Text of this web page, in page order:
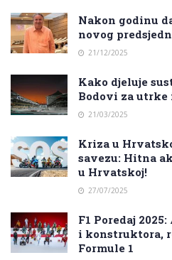
Nakon godinu
novog
21/12/2025
Kako djeluje
Bodovi za utrke
21/03/2025
Kriza u
savezu: Hitna
u Hrvatskoj!
27/07/2025
F1 Poredaj
i konstruktora,
Formule 1